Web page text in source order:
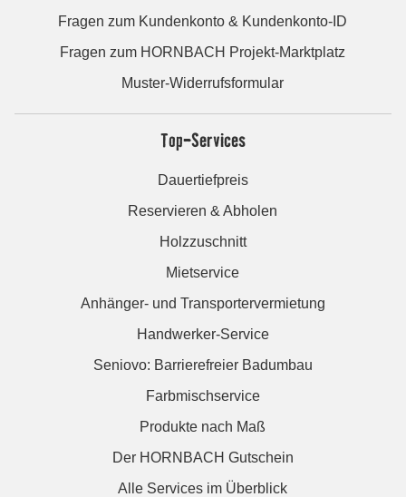
Fragen zum Kundenkonto & Kundenkonto-ID
Fragen zum HORNBACH Projekt-Marktplatz
Muster-Widerrufsformular
Top-Services
Dauertiefpreis
Reservieren & Abholen
Holzzuschnitt
Mietservice
Anhänger- und Transportervermietung
Handwerker-Service
Seniovo: Barrierefreier Badumbau
Farbmischservice
Produkte nach Maß
Der HORNBACH Gutschein
Alle Services im Überblick